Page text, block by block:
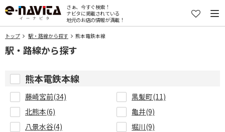
さぁ、今すぐ検索！
ナビタに掲載されている
地元のお店の情報が満載！
トップ 駅・路線から探す 熊本電鉄本線
駅・路線から探す
熊本電鉄本線
藤崎宮前(34)
黒髪町(11)
北熊本(6)
亀井(9)
八景水谷(4)
堀川(9)